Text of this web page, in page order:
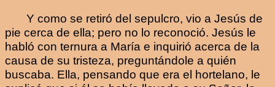
Y como se retiró del sepulcro, vio a Jesús de
pie cerca de ella; pero no lo reconoció. Jesús le
habló con ternura a María e inquirió acerca de la
causa de su tristeza, preguntándole a quién
buscaba. Ella, pensando que era el hortelano, le